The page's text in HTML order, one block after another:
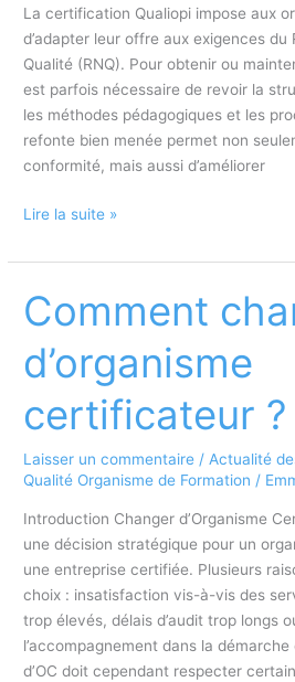
La certification Qualiopi impose aux
d’adapter leur offre aux exigences du
Qualité (RNQ). Pour obtenir ou
est parfois nécessaire de revoir la
les méthodes pédagogiques et les
refonte bien menée permet non
conformité, mais aussi d’améliorer
Refonte
son
de
pour
aux
Qualiopi
par
où
commencer
?
Lire la suite »
Comment
d’organisme
certificateur ?
Laisser un commentaire /Actualité
Qualité Organisme de Formation /
Introduction Changer d’Organisme
une décision stratégique pour un
une entreprise certifiée. Plusieurs
choix : insatisfaction vis-à-vis des
trop élevés, délais d’audit trop longs
l’accompagnement dans la
d’OC doit cependant respecter